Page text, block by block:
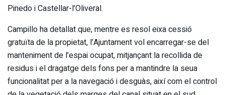
Pinedo i Castellar-l’Oliveral.
Campillo ha detallat que, mentre es resol eixa cessió
gratuïta de la propietat, l’Ajuntament vol encarregar-se del
manteniment de l’espai ocupat, mitjançant la recollida de
residus i el dragatge dels fons per a mantindre la seua
funcionalitat per a la navegació i desguàs, així com el control